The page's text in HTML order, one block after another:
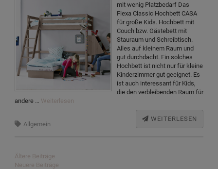
mit wenig Platzbedarf Das
Flexa Classic Hochbett CASA
für große Kids. Hochbett mit
Couch bzw. Gästebett mit
Stauraum und Schreibtisch.
Alles auf kleinem Raum und
gut durchdacht. Ein solches
Hochbett ist nicht nur für kleine
Kinderzimmer gut geeignet. Es
ist auch interessant für Kids,
die den verbleibenden Raum für
andere … Weiterlesen
WEITERLESEN
Allgemein
Beitragsnavigation
Ältere Beiträge
Neuere Beiträge